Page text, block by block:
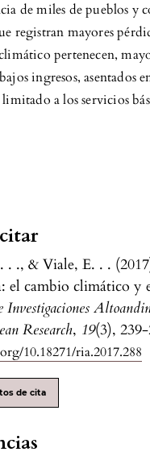
. ., & Viale, E. . .
el cambio climático y
Investigaciones
Research, 19(3),
10.18271/ria.2017.288
de cita
de miles de pueblos y
registran mayores
pertenecen,
ingresos, asentados
limitado a los servicios